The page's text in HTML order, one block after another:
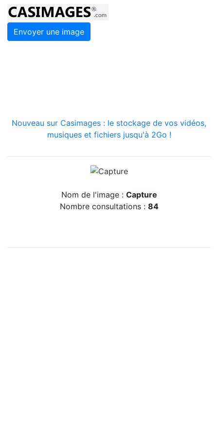
Envoyer une image
Nouveau sur Casimages : le stockage de vos vidéos,
musiques et fichiers jusqu'à 2Go !
Nom de l'image : Capture
Nombre consultations : 84